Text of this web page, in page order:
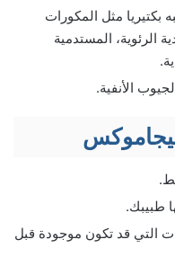
بكتيريا مثل المكورات
الرئوية، المستدمية
الأنفية.
طبيبك.
التي قد تكون موجودة قبل